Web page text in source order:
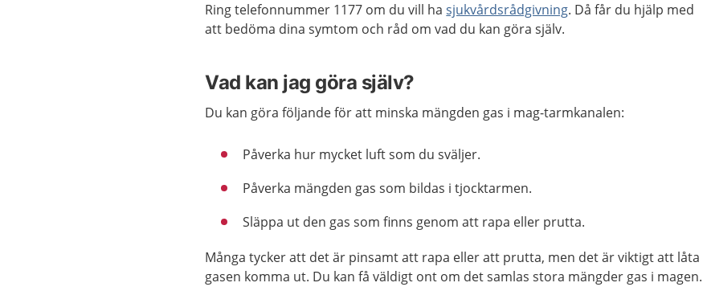
Ring telefonnummer 1177 om du vill hasjukvårdsrådgivning. Då får du hjälp med
att bedöma dina symtom och råd om vad du kan göra själv.
Vad kan jag göra själv?
Du kan göra följande för att minska mängden gas i mag-tarmkanalen:
Påverka hur mycket luft som du sväljer.
Påverka mängden gas som bildas i tjocktarmen.
Släppa ut den gas som finns genom att rapa eller prutta.
Många tycker att det är pinsamt att rapa eller att prutta, men det är viktigt att låta
gasen komma ut. Du kan få väldigt ont om det samlas stora mängder gas i magen.